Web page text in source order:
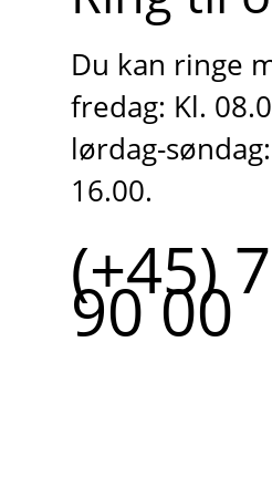
Du kan ringe
fredag: Kl.
lørdag-
16.00.
(+45)
90 00